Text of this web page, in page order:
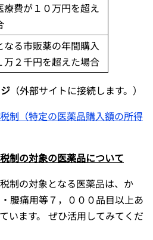
療費が１０万円を超え
なる市販薬の年間購入
万２千円を超えた場合
（外部サイトに接続します。）
制（特定の医薬品購入額の所得
制の対象の医薬品について
制の対象となる医薬品は、か
腰痛用等７，０００品目以上あ
います。 ぜひ活用してみてくだ